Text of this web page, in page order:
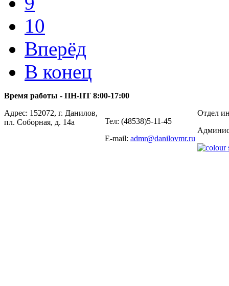
10
Вперёд
В конец
Время работы - ПН-ПТ 8:00-17:00
Адрес: 152072, г. Данилов,
пл. Соборная, д. 14а
Тел: (48538)5-11-45
E-mail: admr@danilovmr.ru
Отдел